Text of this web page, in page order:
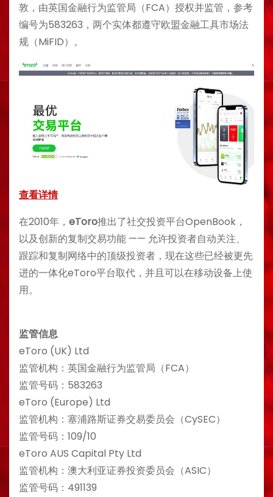
敦，由英国金融行为监管局（FCA）授权并监管，参考
编号为583263，两个实体都遵守欧盟金融工具市场法
规（MiFID）。
查看详情
在2010年， eToro推出了社交投资平台OpenBook，
以及创新的复制交易功能 —— 允许投资者自动关注、
跟踪和复制网络中的顶级投资者，现在这些已经被更先
进的一体化eToro平台取代，并且可以在移动设备上使
用。
监管信息
eToro (UK) Ltd
监管机构：英国金融行为监管局（FCA）
监管号码：583263
eToro (Europe) Ltd
监管机构：塞浦路斯证券交易委员会（CySEC）
监管号码：109/10
eToro AUS Capital Pty Ltd
监管机构：澳大利亚证券投资委员会（ASIC）
监管号码：491139